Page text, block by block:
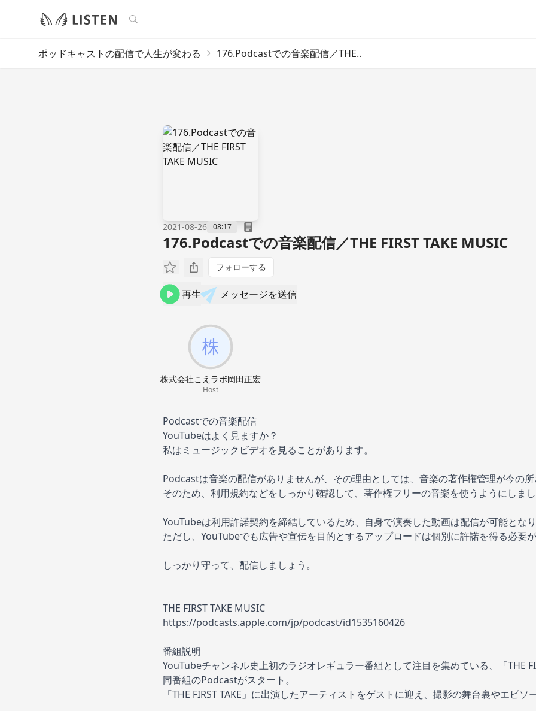
検索
ポッドキャストの配信で人生が変わる 176.Podcastでの音楽配信／THE..
2021-08-26 08:17
176.Podcastでの音楽配信／THE FIRST TAKE MUSIC
フォローする
再生 メッセージを送信
株式会社こえラボ岡田正宏
Host
Podcastでの音楽配信
YouTubeはよく見ますか？
私はミュージックビデオを見ることがあります。
Podcastは音楽の配信がありませんが、その理由としては、音楽の著作権管理が今の所
そのため、利用規約などをしっかり確認して、著作権フリーの音楽を使うようにしまし
YouTubeは利用許諾契約を締結しているため、自身で演奏した動画は配信が可能となり
ただし、YouTubeでも広告や宣伝を目的とするアップロードは個別に許諾を得る必要が
しっかり守って、配信しましょう。
THE FIRST TAKE MUSIC
https://podcasts.apple.com/jp/podcast/id1535160426
番組説明
YouTubeチャンネル史上初のラジオレギュラー番組として注目を集めている、「THE
同番組のPodcastがスタート。
「THE FIRST TAKE」に出演したアーティストをゲストに迎え、撮影の舞台裏やエピソ